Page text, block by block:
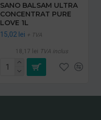
SANO BALSAM ULTRA
CONCENTRAT PURE
LOVE 1L
15,02 lei + TVA
18,17 lei TVA inclus